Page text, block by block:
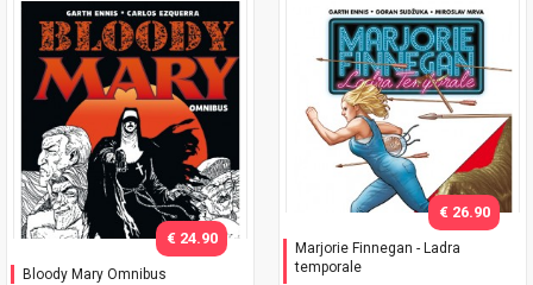
Bloody Mary Omnibus
€ 24.90
Marjorie Finnegan - Ladra
temporale
€ 26.90